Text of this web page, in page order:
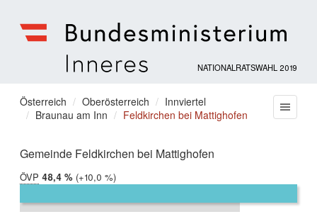
für
Inneres
NATIONALRATSWAHL 2019
Sie
befinden
hier:
Österreich Oberösterreich
Innviertel
Braunau am Inn
Feldkirchen bei Mattighofen
Gemeinde Feldkirchen bei Mattighofen
ÖVP 2019:
48,4 %
2017:
38,4 %
Differenz:
+10,0 %